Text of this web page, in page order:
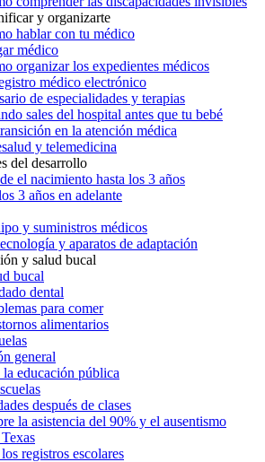
y organizarte
hablar con tu médico
médico
organizar los expedientes médicos
médico electrónico
de especialidades y terapias
sales del hospital antes que tu bebé
en la atención médica
y telemedicina
del desarrollo
el nacimiento hasta los 3 años
3 años en adelante
y suministros médicos
y aparatos de adaptación
y salud bucal
bucal
dental
para comer
alimentarios
general
educación pública
después de clases
la asistencia del 90% y el ausentismo
registros escolares